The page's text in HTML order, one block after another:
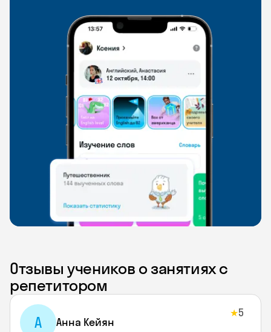
Отзывы учеников о занятиях с
репетитором
А Анна Кейян
★5